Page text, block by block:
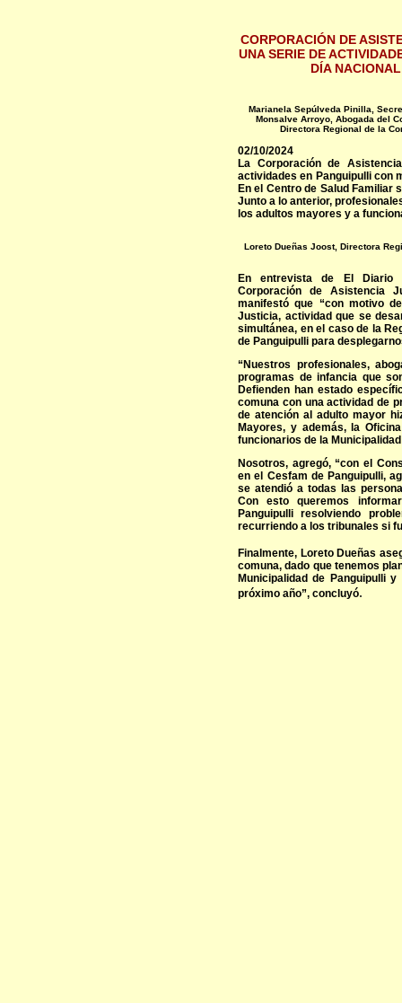
CORPORACIÓN DE
UNA SERIE DE
DÍA
Marianela Sepúlveda Pinilla,
Monsalve Arroyo, Abogada del
Directora Regional de la
02/10/2024
La Corporación de
actividades en Panguipulli con
En el Centro de Salud Familiar
Junto a lo anterior,
los adultos mayores y a
Loreto Dueñas Joost, Directora
En entrevista de El Diario
Corporación de Asistencia
manifestó que “con motivo
Justicia, actividad que se
simultánea, en el caso de la
de Panguipulli para
“Nuestros profesionales,
programas de infancia que
Defienden han estado
comuna con una actividad de
de atención al adulto mayor
Mayores, y además, la
funcionarios de la
Nosotros, agregó, “con el
en el Cesfam de Panguipulli,
se atendió a todas las
Con esto queremos
Panguipulli resolviendo
recurriendo a los tribunales si
Finalmente, Loreto Dueñas
comuna, dado que tenemos
Municipalidad de Panguipulli
próximo año”, concluyó.